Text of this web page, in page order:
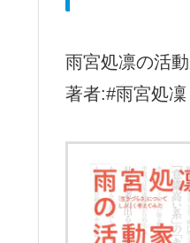
雨宮処凛の活
著者:#雨宮処凜